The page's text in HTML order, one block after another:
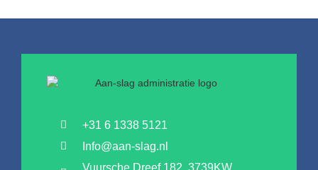
+31 6 1338 5121
Info@aan-slag.nl
Vuursche Dreef 182, 3739KW